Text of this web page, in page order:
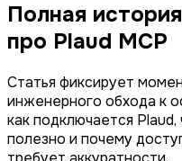
Полная
про Plaud MCP
Статья фиксирует
инженерного обхода к
как подключается
полезно и почему